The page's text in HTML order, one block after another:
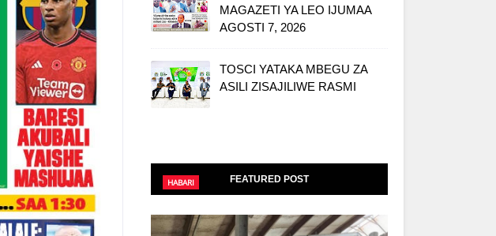
MAGAZETI YA LEO IJUMAA
AGOSTI 7, 2026
TOSCI YATAKA MBEGU ZA
ASILI ZISAJILIWE RASMI
FEATURED POST
HABARI